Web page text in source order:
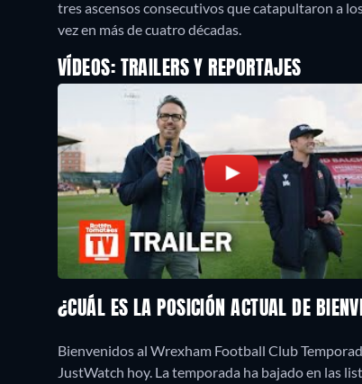
tres ascensos consecutivos que catapultaron a
vez en más de cuatro décadas.
VÍDEOS: TRAILERS Y REPORTAJES
¿CUÁL ES LA POSICIÓN ACTUAL DE
Bienvenidos al Wrexham Football Club
JustWatch hoy. La temporada ha bajado en las